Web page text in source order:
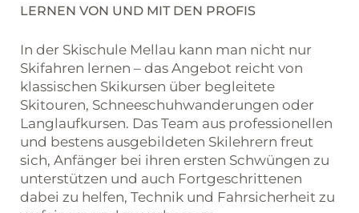
LERNEN VON UND MIT DEN PROFIS
In der Skischule Mellau kann man nicht nur
Skifahren lernen – das Angebot reicht von
klassischen Skikursen über begleitete
Skitouren, Schneeschuhwanderungen oder
Langlaufkursen. Das Team aus professionellen
und bestens ausgebildeten Skilehrern freut
sich, Anfänger bei ihren ersten Schwüngen zu
unterstützen und auch Fortgeschrittenen
dabei zu helfen, Technik und Fahrsicherheit zu